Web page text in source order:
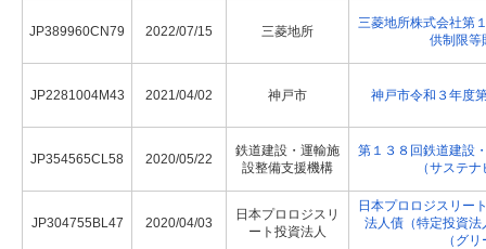
JP389960CN79 2022/07/15 三菱地所
三菱地所株式会社第
供制限等
JP2281004M43 2021/04/02 神戸市 神戸市令和３年度
JP354565CL58 2020/05/22
鉄道建設・運輸施
設整備支援機構
第１３８回鉄道建設
（サステ
JP304755BL47 2020/04/03
日本プロロジスリ
ート投資法人
日本プロロジスリー
法人債（特定投資
（グ